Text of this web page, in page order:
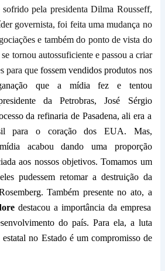
pela presidenta Dilma Rousseff,
governista, foi feita uma mudança no
e também do ponto de vista do
tornou autossuficiente e passou a criar
para quefossem vendidos produtos nos
que a mídia fez e tentou
da Petrobras, José Sérgio
da refinaria de Pasadena, ali era a
para o coração dos EUA. Mas,
acabou dando uma proporção
aos nossos objetivos. Tomamos um
pudessem retomar a destruição da
Também presente no ato, a
destacoua importância da empresa
do país. Para ela, a luta
estatal no Estado é um compromisso de